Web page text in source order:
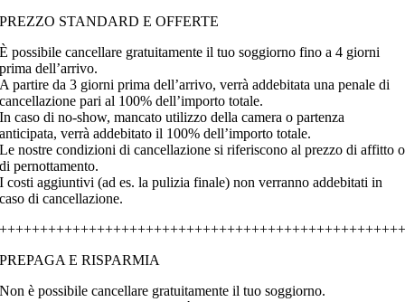
PREZZO STANDARD E OFFERTE
È possibile cancellare gratuitamente il tuo soggiorno fino a 4 giorni
prima dell’arrivo.
A partire da 3 giorni prima dell’arrivo, verrà addebitata una penale di
cancellazione pari al 100% dell’importo totale.
In caso di no-show, mancato utilizzo della camera o partenza
anticipata, verrà addebitato il 100% dell’importo totale.
Le nostre condizioni di cancellazione si riferiscono al prezzo di affitto o
di pernottamento.
I costi aggiuntivi (ad es. la pulizia finale) non verranno addebitati in
caso di cancellazione.
PREPAGA E RISPARMIA
Non è possibile cancellare gratuitamente il tuo soggiorno.